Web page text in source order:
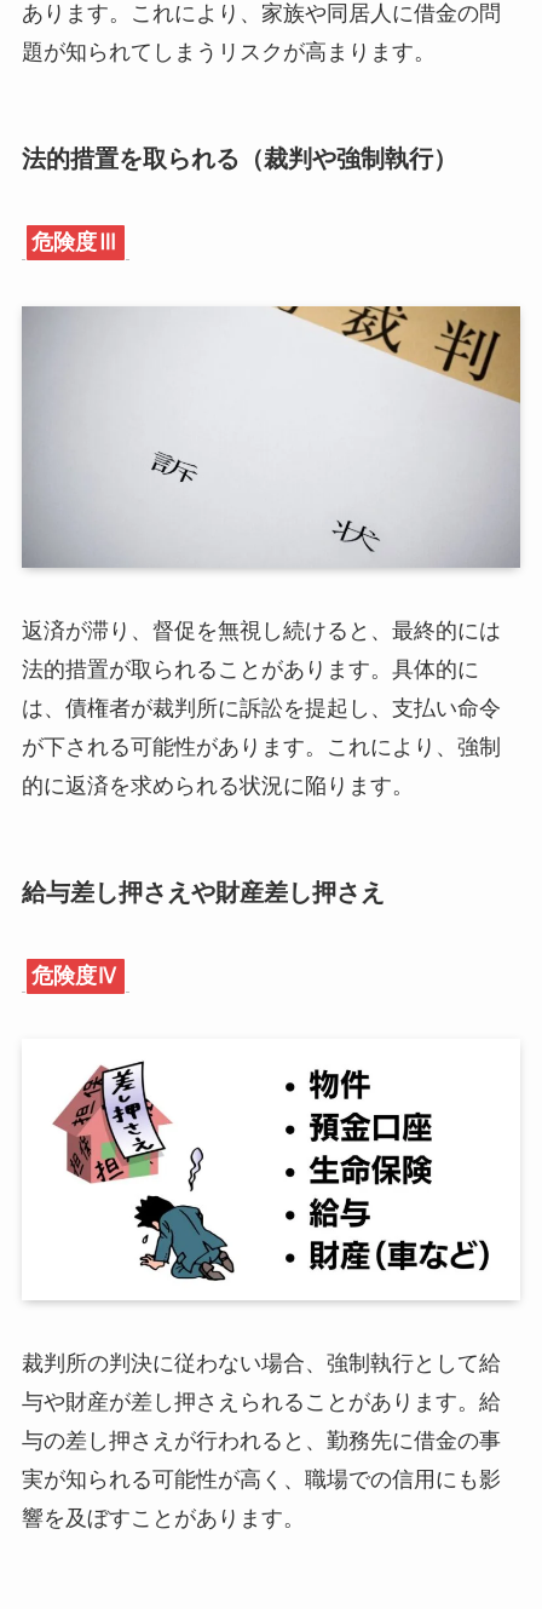
あります。これにより、家族や同居人に借金の問
題が知られてしまうリスクが高まります。
法的措置を取られる（裁判や強制執行）
危険度Ⅲ
返済が滞り、督促を無視し続けると、最終的には
法的措置が取られることがあります。具体的に
は、債権者が裁判所に訴訟を提起し、支払い命令
が下される可能性があります。これにより、強制
的に返済を求められる状況に陥ります。
給与差し押さえや財産差し押さえ
危険度Ⅳ
裁判所の判決に従わない場合、強制執行として給
与や財産が差し押さえられることがあります。給
与の差し押さえが行われると、勤務先に借金の事
実が知られる可能性が高く、職場での信用にも影
響を及ぼすことがあります。